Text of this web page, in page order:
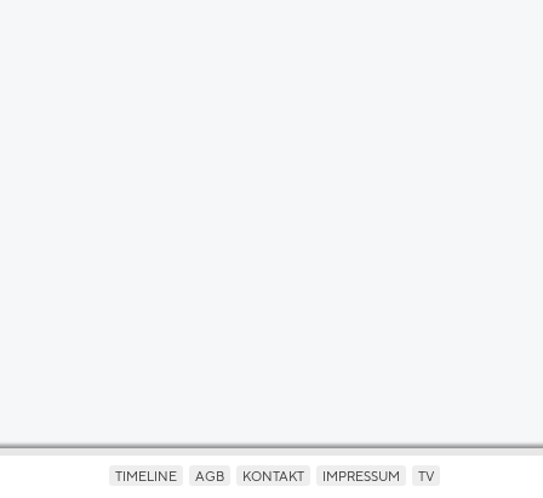
TIMELINE AGB KONTAKT IMPRESSUM TV